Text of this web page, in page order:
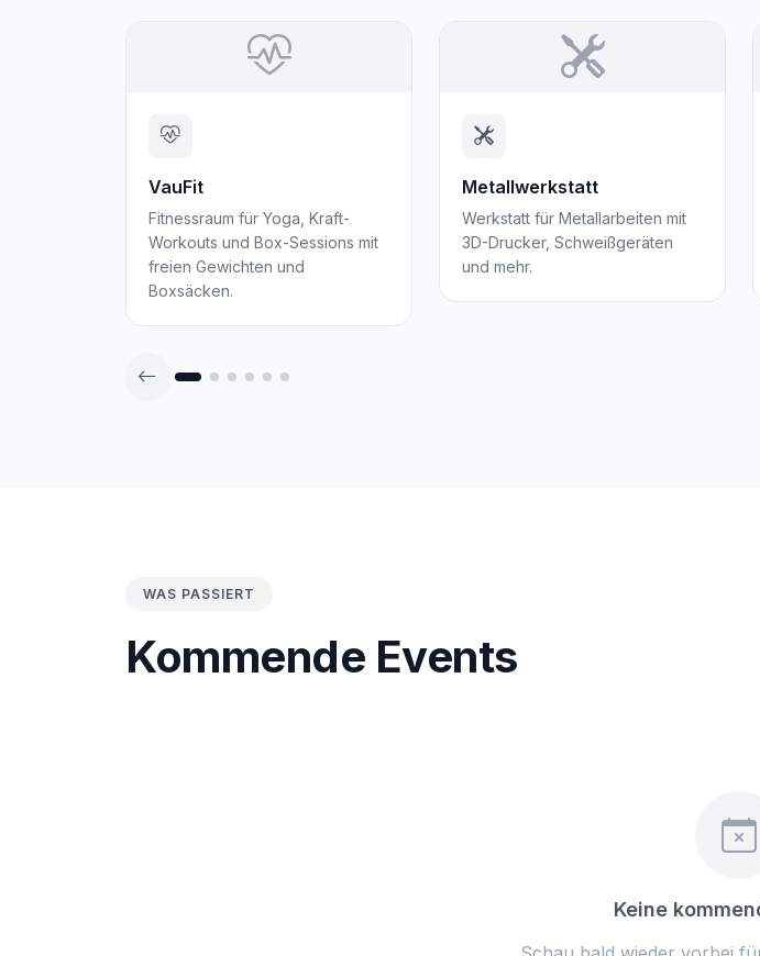
VauFit
Fitnessraum für Yoga, Kraft-
Workouts und Box-Sessions mit
freien Gewichten und
Boxsäcken.
Metallwerkstatt
Werkstatt für Metallarbeiten mit
3D-Drucker, Schweißgeräten
und mehr.
WAS PASSIERT
Kommende Events
Keine